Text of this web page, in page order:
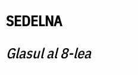
SEDELNA
Glasul al 8-lea